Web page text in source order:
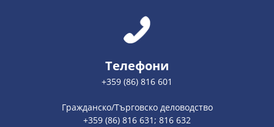
Телефони
+359 (86) 816 601
Гражданско/Търговско деловодство
+359 (86) 816 631; 816 632